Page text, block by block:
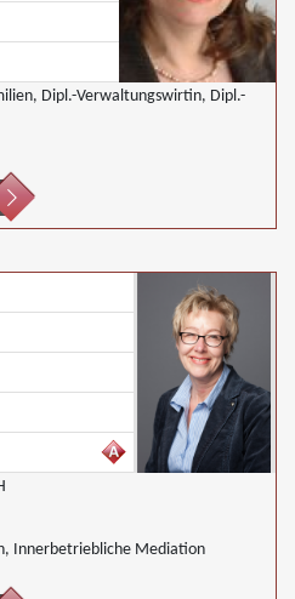
Dipl.-Verwaltungswirtin, Dipl.-
Innerbetriebliche Mediation